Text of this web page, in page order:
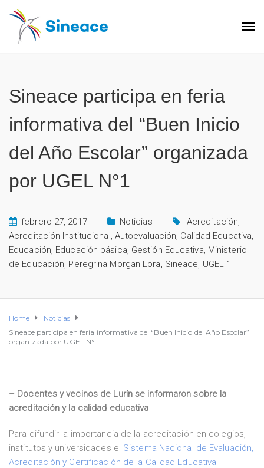
Sineace participa en feria
informativa del “Buen Inicio
del Año Escolar” organizada
por UGEL N°1
febrero 27, 2017 Noticias Acreditación,
Acreditación Institucional, Autoevaluación, Calidad Educativa,
Educación, Educación básica, Gestión Educativa, Ministerio
de Educación, Peregrina Morgan Lora, Sineace, UGEL 1
Home
Noticias
Sineace participa en feria informativa del “Buen Inicio del Año Escolar”
organizada por UGEL N°1
– Docentes y vecinos de Lurín se informaron sobre la
acreditación y la calidad educativa
Para difundir la importancia de la acreditación en colegios,
institutos y universidades el Sistema Nacional de Evaluación,
Acreditación y Certificación de la Calidad Educativa